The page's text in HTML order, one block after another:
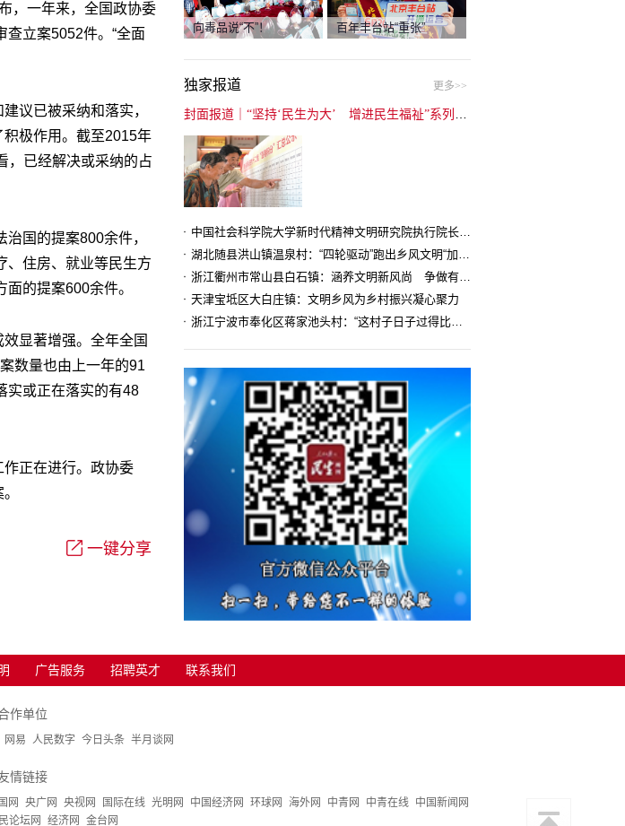
，一年来，全国政协委
立案5052件。“全面
议已被采纳和落实，
极作用。截至2015年
，已经解决或采纳的占
国的提案800余件，
、住房、就业等民生方
的提案600余件。
显著增强。全年全国
数量也由上一年的91
实或正在落实的有48
正在进行。政协委
一键分享
向毒品说“不”！ 百年丰台站“重张”
独家报道 更多>>
中国社会科学院大学新时代精神文明研究院执行院长王维国：文明村镇创建为乡村注入持久发展动力
湖北随县洪山镇温泉村：“四轮驱动”跑出乡风文明“加速度”
浙江衢州市常山县白石镇：涵养文明新风尚 争做有礼白石人
天津宝坻区大白庄镇：文明乡风为乡村振兴凝心聚力
浙江宁波市奉化区蒋家池头村：“这村子日子过得比城里还舒心”
广告服务 招聘英才 联系我们
作单位
网易 人民数字 今日头条 半月谈网
情链接
网 央广网 央视网 国际在线 光明网 中国经济网 环球网 海外网 中青网 中青在线
中国新闻网
论坛网 经济网 金台网